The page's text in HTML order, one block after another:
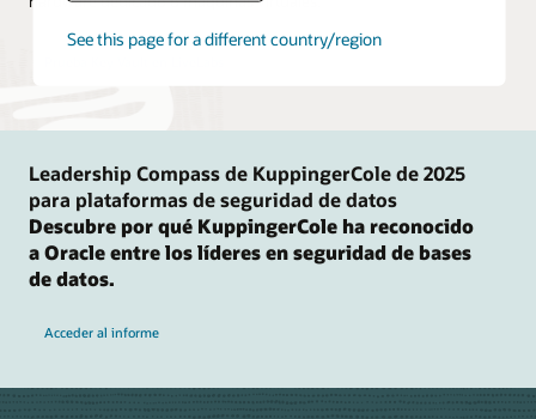
See this page for a different country/region
Leadership Compass de KuppingerCole de 2025
para plataformas de seguridad de datos
Descubre por qué KuppingerCole ha reconocido
a Oracle entre los líderes en seguridad de bases
de datos.
Acceder al informe